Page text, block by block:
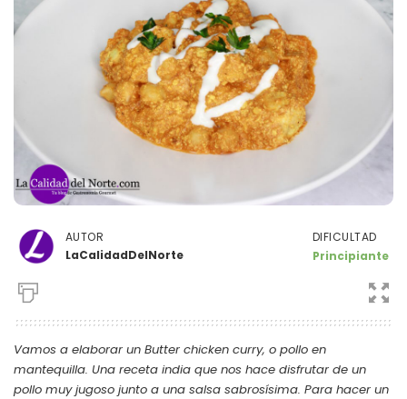
AUTOR
LaCalidadDelNorte
DIFICULTAD
Principiante
Vamos a elaborar un Butter chicken curry, o pollo en
mantequilla. Una receta india que nos hace disfrutar de un
pollo muy jugoso junto a una salsa sabrosísima. Para hacer un